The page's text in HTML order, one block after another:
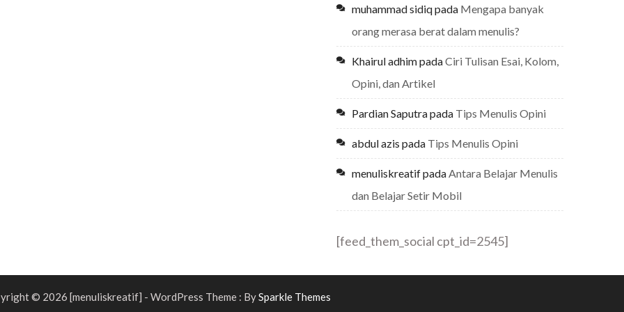
muhammad sidiqpada Mengapa banyak
orang merasa berat dalam menulis?
Khairul adhimpadaCiri Tulisan Esai, Kolom,
Opini, dan Artikel
Pardian Saputrapada Tips Menulis Opini
abdul azis pada Tips Menulis Opini
menuliskreatifpadaAntara Belajar Menulis
dan Belajar Setir Mobil
[feed_them_social cpt_id=2545]
© 2026 [menuliskreatif] - WordPress Theme : BySparkle Themes